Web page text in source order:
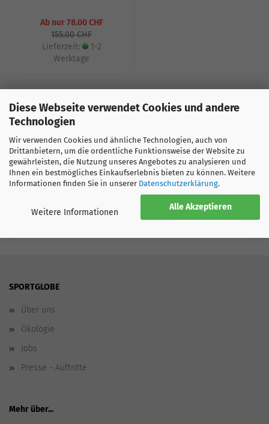
Diese Webseite verwendet Cookies und andere
Technologien
Wir verwenden Cookies und ähnliche Technologien, auch von
Drittanbietern, um die ordentliche Funktionsweise der Website zu
gewährleisten, die Nutzung unseres Angebotes zu analysieren und
Ihnen ein bestmögliches Einkaufserlebnis bieten zu können. Weitere
Informationen finden Sie in unserer Datenschutzerklärung.
Alle Akzeptieren
Weitere Informationen
Ab nur 78.00 CHF
155.00 CHF
Lieferzeit:
1-2
Werktage
Sortieren nach
121bis125(von insgesamt125)
SPORTGLOBE
Über uns
Ökologie
Jobs
Presse - Auftritte
Mehr über...